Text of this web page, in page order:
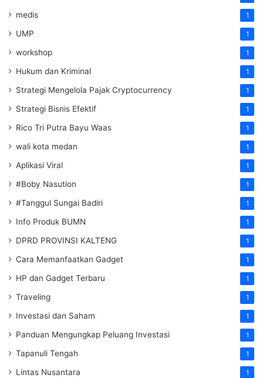
medis 1
UMP 1
workshop 1
Hukum dan Kriminal 1
Strategi Mengelola Pajak Cryptocurrency 1
Strategi Bisnis Efektif 1
Rico Tri Putra Bayu Waas 1
wali kota medan 1
Aplikasi Viral 1
#Boby Nasution 1
#Tanggul Sungai Badiri 1
Info Produk BUMN 1
DPRD PROVINSI KALTENG 1
Cara Memanfaatkan Gadget 1
HP dan Gadget Terbaru 1
Traveling 1
Investasi dan Saham 1
Panduan Mengungkap Peluang Investasi 1
Tapanuli Tengah 1
Lintas Nusantara 1